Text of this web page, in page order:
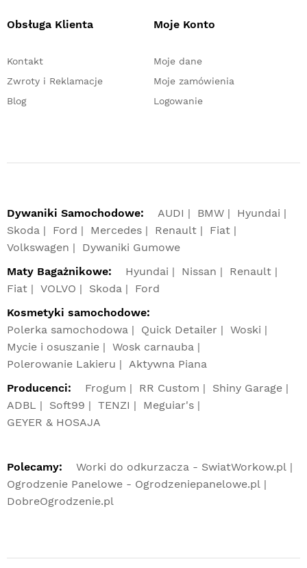
Obsługa Klienta
Kontakt
Zwroty i Reklamacje
Blog
Moje Konto
Moje dane
Moje zamówienia
Logowanie
Dywaniki Samochodowe: AUDI BMW
Hyundai
Skoda
Ford Mercedes Renault
Fiat
Volkswagen
Dywaniki Gumowe
Maty Bagażnikowe:
Hyundai Nissan
Renault
Fiat
VOLVO Skoda
Ford
Kosmetyki samochodowe:
Polerka samochodowa
Quick Detailer
Woski
Mycie i osuszanie
Wosk carnauba
Polerowanie Lakieru
Aktywna Piana
Producenci:
Frogum RR Custom
Shiny Garage
ADBL
Soft99 TENZI
Meguiar's
GEYER & HOSAJA
Polecamy:
Worki do odkurzacza - SwiatWorkow.pl
Ogrodzenie Panelowe - Ogrodzeniepanelowe.pl
DobreOgrodzenie.pl